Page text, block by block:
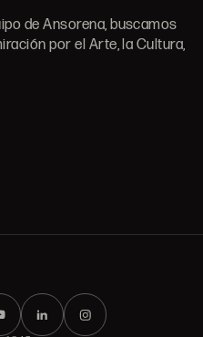
de Ansorena, buscamos
por el Arte, la Cultura,